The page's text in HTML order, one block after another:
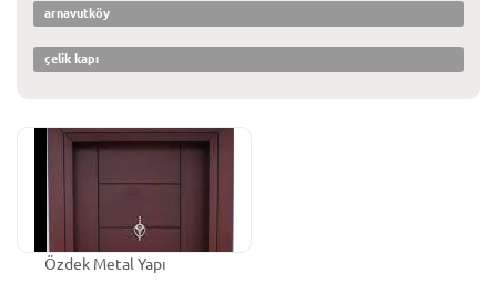
arnavutköy
çelik kapı
Özdek Metal Yapı